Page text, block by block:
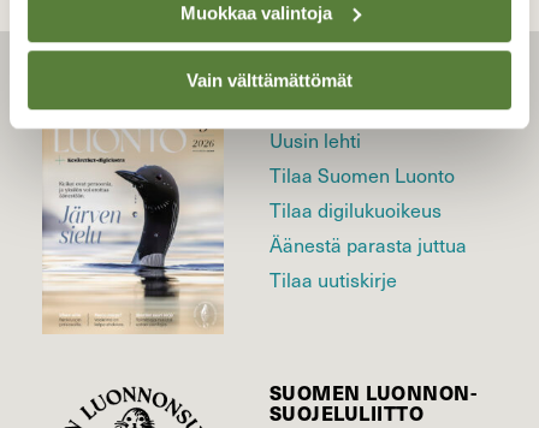
Muokkaa valintoja
Vain välttämättömät
LEHTI
Uusin lehti
Tilaa Suomen Luonto
Tilaa digilukuoikeus
Äänestä parasta juttua
Tilaa uutiskirje
SUOMEN LUONNON­
SUOJELU­LIITTO